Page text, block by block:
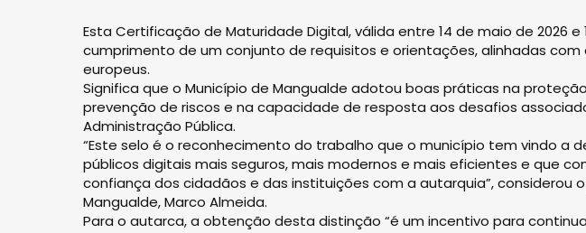
Esta Certificação de Maturidade Digital, válida entre 14 de maio de 2026
cumprimento de um conjunto de requisitos e orientações, alinhadas
europeus.
Significa que o Município de Mangualde adotou boas práticas na
prevenção de riscos e na capacidade de resposta aos desafios
Administração Pública.
“Este selo é o reconhecimento do trabalho que o município tem vindo a
públicos digitais mais seguros, mais modernos e mais eficientes e que
confiança dos cidadãos e das instituições com a autarquia”, considerou
Mangualde, Marco Almeida.
Para o autarca, a obtenção desta distinção “é um incentivo para